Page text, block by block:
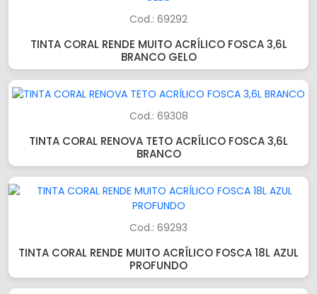
Cod.: 69292
TINTA CORAL RENDE MUITO ACRÍLICO FOSCA 3,6L
BRANCO GELO
Cod.: 69308
TINTA CORAL RENOVA TETO ACRÍLICO FOSCA 3,6L
BRANCO
Cod.: 69293
TINTA CORAL RENDE MUITO ACRÍLICO FOSCA 18L AZUL
PROFUNDO